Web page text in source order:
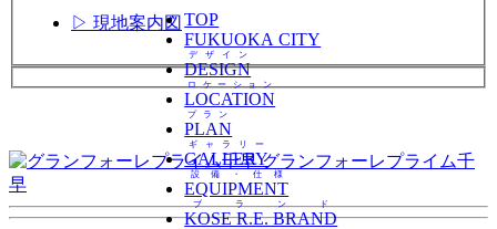
▷ 現地案内図 TOP
FUKUOKA CITY
DESIGN
デザイン
LOCATION
ロケーション
PLAN
プラン
GALLERY
ギャラリー
EQUIPMENT
設備・仕様
KOSE R.E. BRAND
ブランド
グランフォーレプライム千
早
事前案内会
ご予約内容をご選択ください
来場予約
オンライン事前案内会